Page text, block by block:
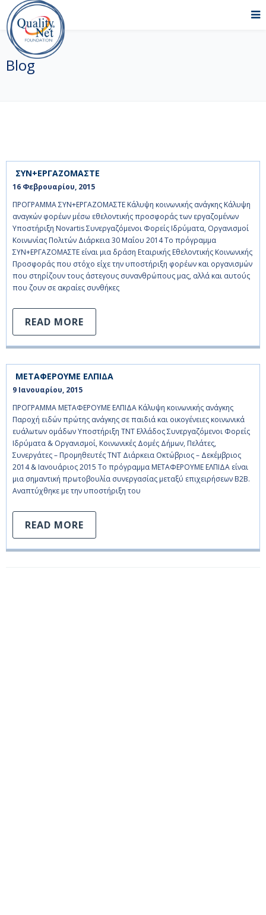
Blog
ΣΥΝ+ΕΡΓΑΖΟΜΑΣΤΕ
16 Φεβρουαρίου, 2015
ΠΡΟΓΡΑΜΜΑ ΣΥΝ+ΕΡΓΑΖΟΜΑΣΤΕ Κάλυψη κοινωνικής ανάγκης Κάλυψη
αναγκών φορέων μέσω εθελοντικής προσφοράς των εργαζομένων
Υποστήριξη Novartis Συνεργαζόμενοι Φορείς Ιδρύματα, Οργανισμοί
Κοινωνίας Πολιτών Διάρκεια 30 Μαΐου 2014 Το πρόγραμμα
ΣΥΝ+ΕΡΓΑΖΟΜΑΣΤΕ είναι μια δράση Εταιρικής Εθελοντικής Κοινωνικής
Προσφοράς που στόχο είχε την υποστήριξη φορέων και οργανισμών
που στηρίζουν τους άστεγους συνανθρώπους μας, αλλά και αυτούς
που ζουν σε ακραίες συνθήκες
READ MORE
ΜΕΤΑΦΕΡΟΥΜΕ ΕΛΠΙΔΑ
9 Ιανουαρίου, 2015
ΠΡΟΓΡΑΜΜΑ ΜΕΤΑΦΕΡΟΥΜΕ ΕΛΠΙΔΑ Κάλυψη κοινωνικής ανάγκης
Παροχή ειδών πρώτης ανάγκης σε παιδιά και οικογένειες κοινωνικά
ευάλωτων ομάδων Υποστήριξη ΤΝΤ Ελλάδος Συνεργαζόμενοι Φορείς
Ιδρύματα & Οργανισμοί, Κοινωνικές Δομές Δήμων, Πελάτες,
Συνεργάτες – Προμηθευτές ΤΝΤ Διάρκεια Οκτώβριος – Δεκέμβριος
2014 & Ιανουάριος 2015 Το πρόγραμμα ΜΕΤΑΦΕΡΟΥΜΕ ΕΛΠΙΔΑ είναι
μια σημαντική πρωτοβουλία συνεργασίας μεταξύ επιχειρήσεων Β2Β.
Αναπτύχθηκε με την υποστήριξη του
READ MORE